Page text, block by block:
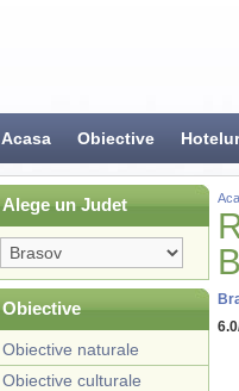
Acasa Obiective
Alege un Judet
Obiective
Obiective naturale
Obiective culturale
6.0